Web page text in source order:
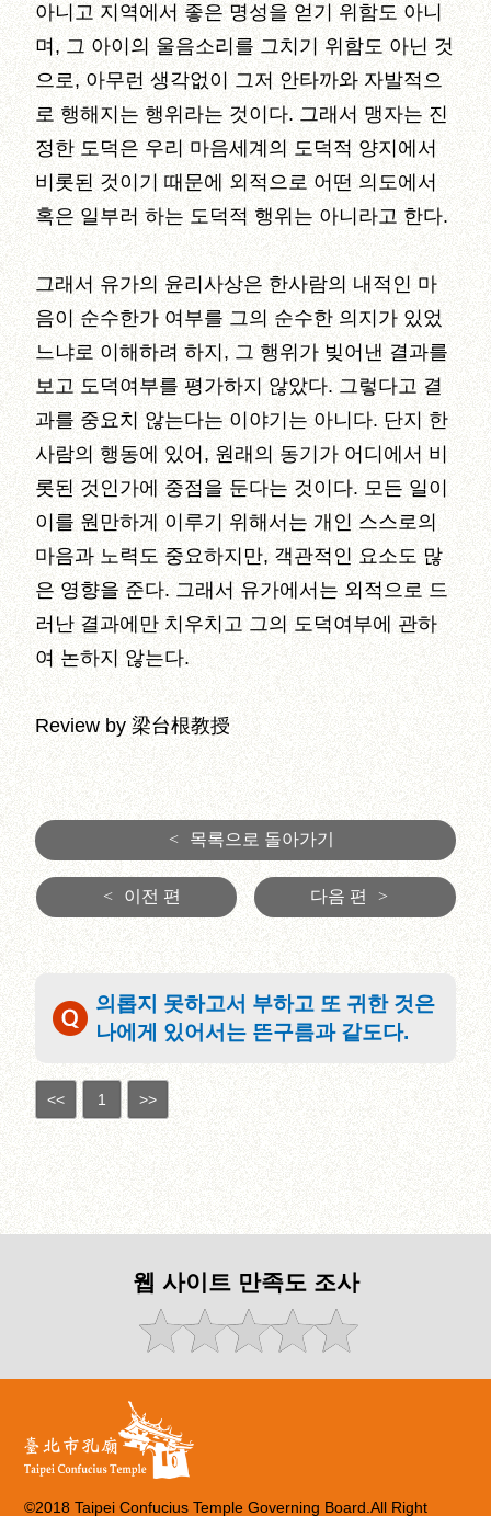
아니고 지역에서 좋은 명성을 얻기 위함도 아니
며, 그 아이의 울음소리를 그치기 위함도 아닌 것
으로, 아무런 생각없이 그저 안타까와 자발적으
로 행해지는 행위라는 것이다. 그래서 맹자는 진
정한 도덕은 우리 마음세계의 도덕적 양지에서
비롯된 것이기 때문에 외적으로 어떤 의도에서
혹은 일부러 하는 도덕적 행위는 아니라고 한다.
그래서 유가의 윤리사상은 한사람의 내적인 마
음이 순수한가 여부를 그의 순수한 의지가 있었
느냐로 이해하려 하지, 그 행위가 빚어낸 결과를
보고 도덕여부를 평가하지 않았다. 그렇다고 결
과를 중요치 않는다는 이야기는 아니다. 단지 한
사람의 행동에 있어, 원래의 동기가 어디에서 비
롯된 것인가에 중점을 둔다는 것이다. 모든 일이
이를 원만하게 이루기 위해서는 개인 스스로의
마음과 노력도 중요하지만, 객관적인 요소도 많
은 영향을 준다. 그래서 유가에서는 외적으로 드
러난 결과에만 치우치고 그의 도덕여부에 관하
여 논하지 않는다.
Review by 梁台根教授
< 목록으로 돌아가기
< 이전 편 다음 편 >
의롭지 못하고서 부하고 또 귀한 것은
나에게 있어서는 뜬구름과 같도다.
<< 1 >>
웹 사이트 만족도 조사
©2018 Taipei Confucius Temple Governing Board.All Right